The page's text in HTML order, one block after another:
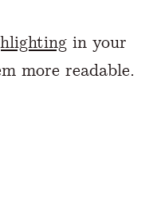
in your
more readable.